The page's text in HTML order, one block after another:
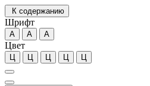
К содержанию
Шрифт
А А А
Цвет
Ц Ц Ц Ц Ц